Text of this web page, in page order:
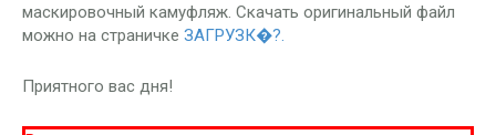
маскировочный камуфляж. Скачать оригинальный файл
можно на страничке ЗАГРУЗК�?.
Приятного вас дня!